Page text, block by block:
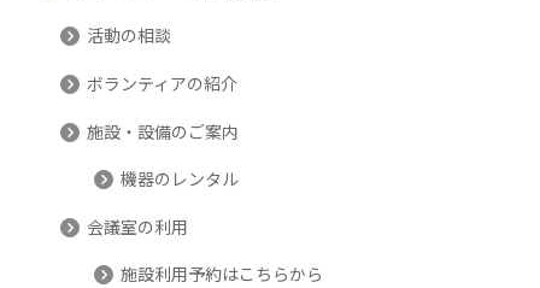
活動の相談
ボランティアの紹介
施設・設備のご案内
機器のレンタル
会議室の利用
施設利用予約はこちらから